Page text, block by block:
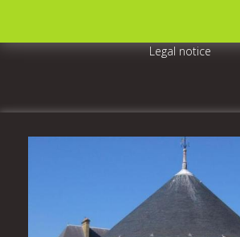
Legal notice